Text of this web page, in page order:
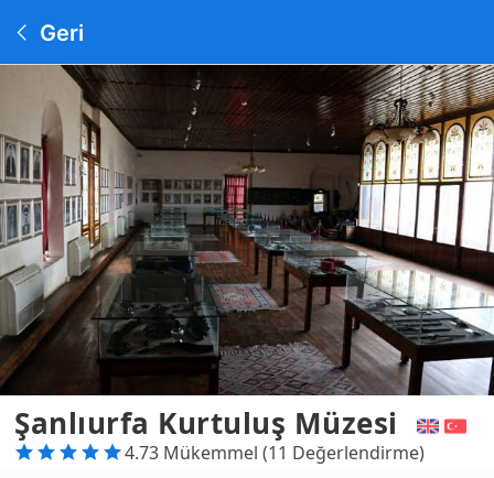
Geri
Şanlıurfa Kurtuluş Müzesi
4.73 Mükemmel (11 Değerlendirme)